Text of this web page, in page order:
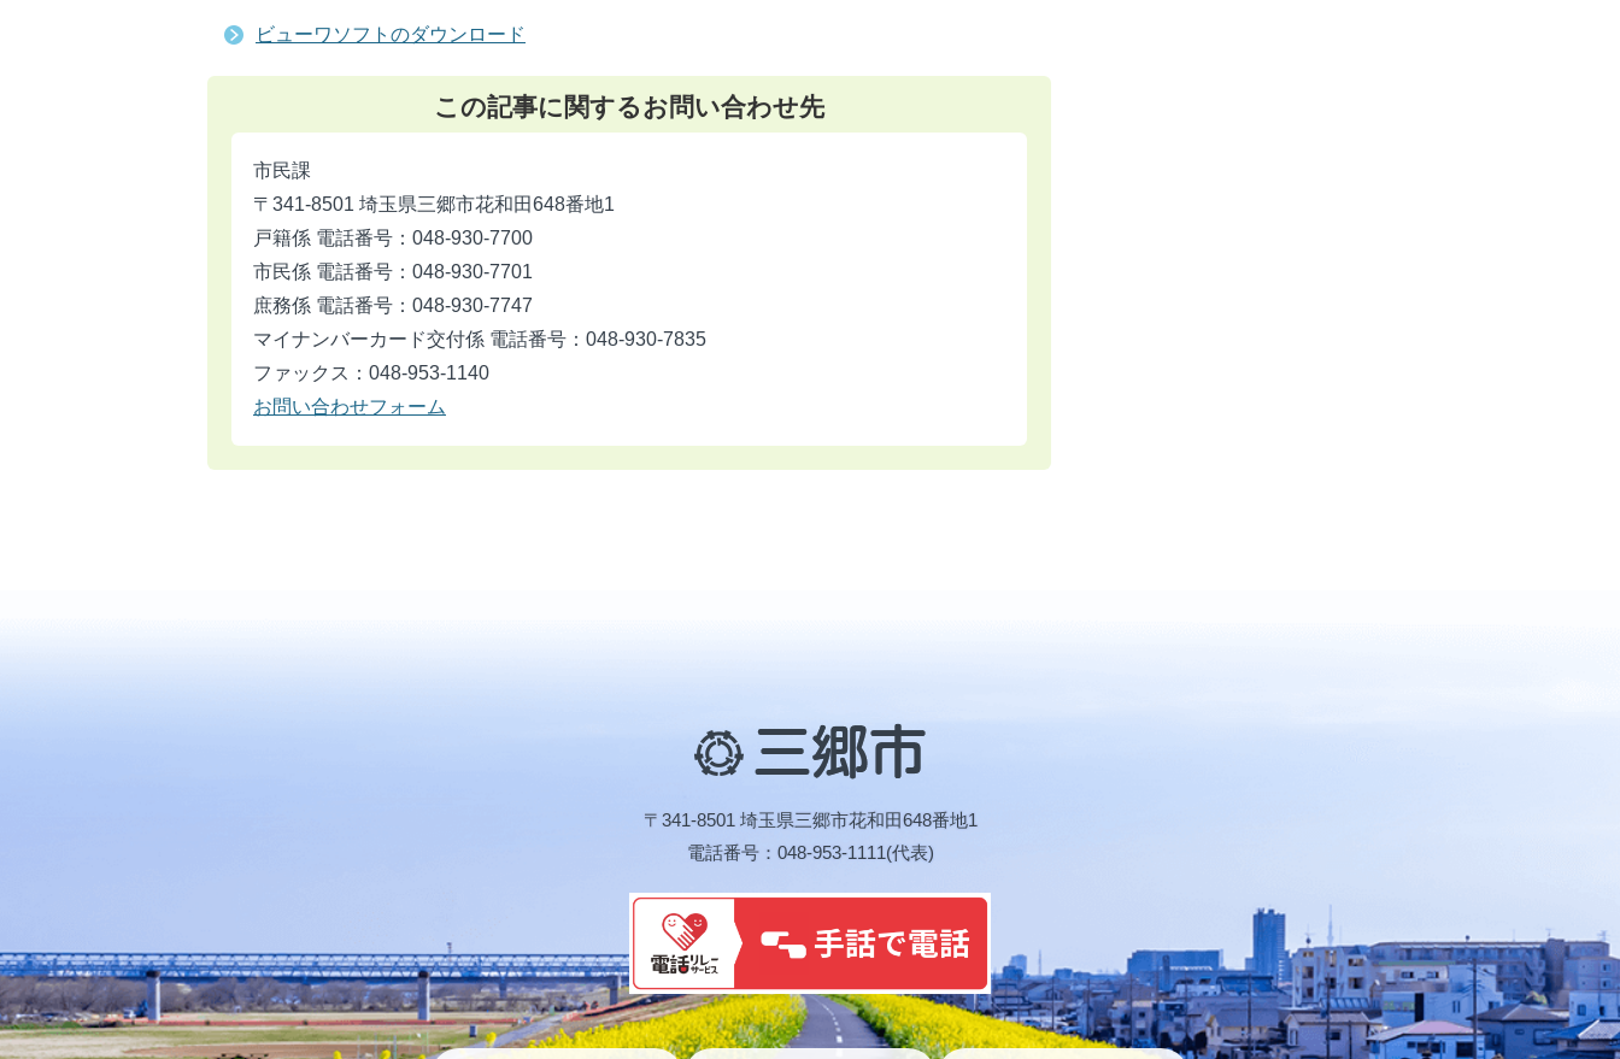
ビューワソフトのダウンロード
この記事に関するお問い合わせ先
市民課
〒341-8501 埼玉県三郷市花和田648番地1
戸籍係 電話番号：048-930-7700
市民係 電話番号：048-930-7701
庶務係 電話番号：048-930-7747
マイナンバーカード交付係 電話番号：048-930-7835
ファックス：048-953-1140
お問い合わせフォーム
三
郷
〒341-8501 埼玉県三郷市花和田648番地1
電話番号：048-953-1111(代表)